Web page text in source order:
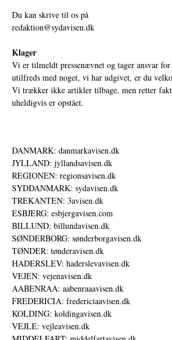
Du kan skrive til os på
redaktion@sydavisen.dk
Klager
Vi er tilmeldt pressenævnet og tager ansvar
utilfreds med noget, vi har udgivet, er du
Vi trækker ikke artikler tilbage, men retter
uheldigvis er opstået.
DANMARK: danmarkavisen.dk
JYLLAND: jyllandsavisen.dk
REGIONEN: regionsavisen.dk
SYDDANMARK: sydavisen.dk
TREKANTEN: 3avisen.dk
ESBJERG: esbjergavisen.com
BILLUND: billundavisen.dk
SØNDERBORG: sønderborgavisen.dk
TØNDER: tønderavisen.dk
HADERSLEV: haderslevavisen.dk
VEJEN: vejenavisen.dk
AABENRAA: aabenraaavisen.dk
FREDERICIA: fredericiaavisen.dk
KOLDING: koldingavisen.dk
VEJLE: vejleavisen.dk